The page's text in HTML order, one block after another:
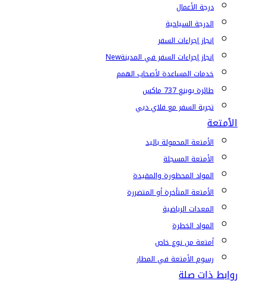
درجة الأعمال
الدرجة السياحية
إنجاز إجراءات السفر
إنجاز إجراءات السفر في المدينةNew
خدمات المساعدة لأصحاب الهمم
طائرة بوينغ 737 ماكس
تجربة السفر مع فلاي دبي
الأمتعة
الأمتعة المحمولة باليد
الأمتعة المسجلة
المواد المحظورة والمقيدة
الأمتعة المتأخرة أو المتضررة
المعدات الرياضية
المواد الخطرة
أمتعة من نوع خاص
رسوم الأمتعة في المطار
روابط ذات صلة